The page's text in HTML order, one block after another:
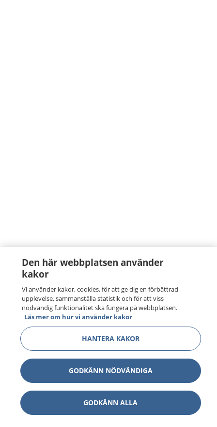
Den här webbplatsen använder
kakor
Vi använder kakor, cookies, för att ge dig en förbättrad
upplevelse, sammanställa statistik och för att viss
nödvändig funktionalitet ska fungera på webbplatsen.
Läs mer om hur vi använder kakor
HANTERA KAKOR
GODKÄNN NÖDVÄNDIGA
GODKÄNN ALLA